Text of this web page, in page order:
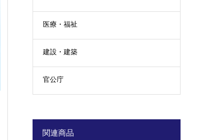
医療・福祉
建設・建築
官公庁
関連商品